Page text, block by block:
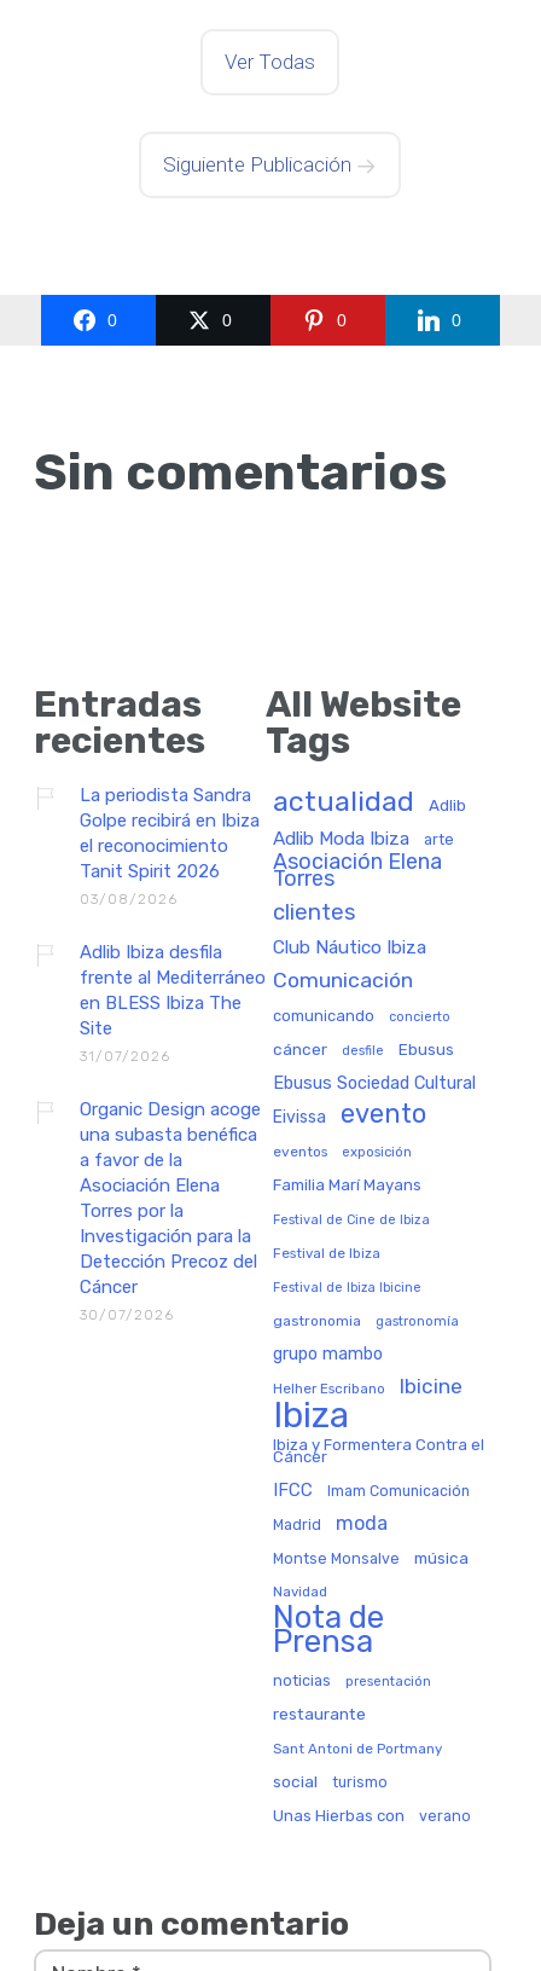
Ver Todas
Siguiente Publicación
0 0 0 0
Sin comentarios
Entradas
recientes
La periodista Sandra
Golpe recibirá en Ibiza
el reconocimiento
Tanit Spirit 2026
03/08/2026
Adlib Ibiza desfila
frente al Mediterráneo
en BLESS Ibiza The
Site
31/07/2026
Organic Design acoge
una subasta benéfica
a favor de la
Asociación Elena
Torres por la
Investigación para la
Detección Precoz del
Cáncer
30/07/2026
All Website
Tags
actualidad Adlib
Adlib Moda Ibiza arte
Asociación Elena
Torres
clientes
Club Náutico Ibiza
Comunicación
comunicando concierto
cáncer desfile Ebusus
Ebusus Sociedad Cultural
Eivissa evento
eventos exposición
Familia Marí Mayans
Festival de Cine de Ibiza
Festival de Ibiza
Festival de Ibiza Ibicine
gastronomia gastronomía
grupo mambo
Helher Escribano Ibicine
Ibiza
Ibiza y Formentera Contra el
Cáncer
IFCC Imam Comunicación
Madrid moda
Montse Monsalve música
Navidad
Nota de
Prensa
noticias presentación
restaurante
Sant Antoni de Portmany
social turismo
Unas Hierbas con verano
Deja un comentario